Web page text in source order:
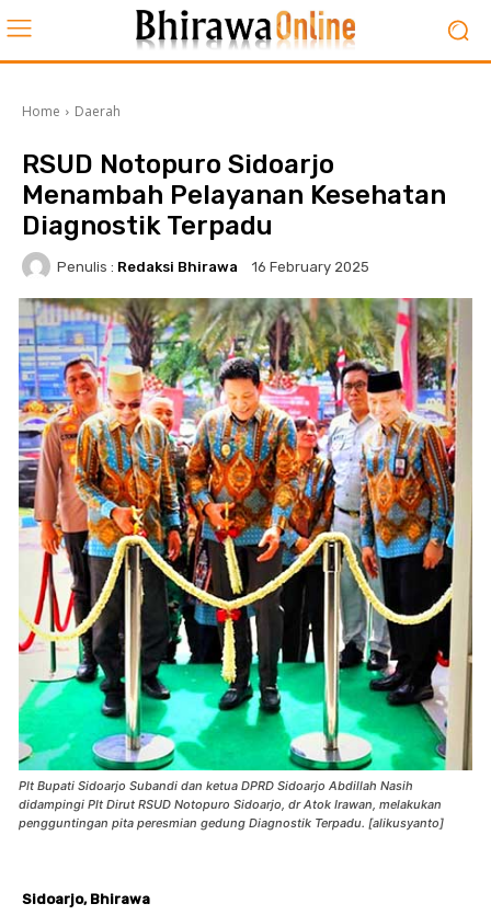
Home Daerah
RSUD Notopuro Sidoarjo
Menambah Pelayanan Kesehatan
Diagnostik Terpadu
Penulis : Redaksi Bhirawa 16 February 2025
Plt Bupati Sidoarjo Subandi dan ketua DPRD Sidoarjo Abdillah Nasih
didampingi Plt Dirut RSUD Notopuro Sidoarjo, dr Atok Irawan, melakukan
pengguntingan pita peresmian gedung Diagnostik Terpadu. [alikusyanto]
Sidoarjo, Bhirawa